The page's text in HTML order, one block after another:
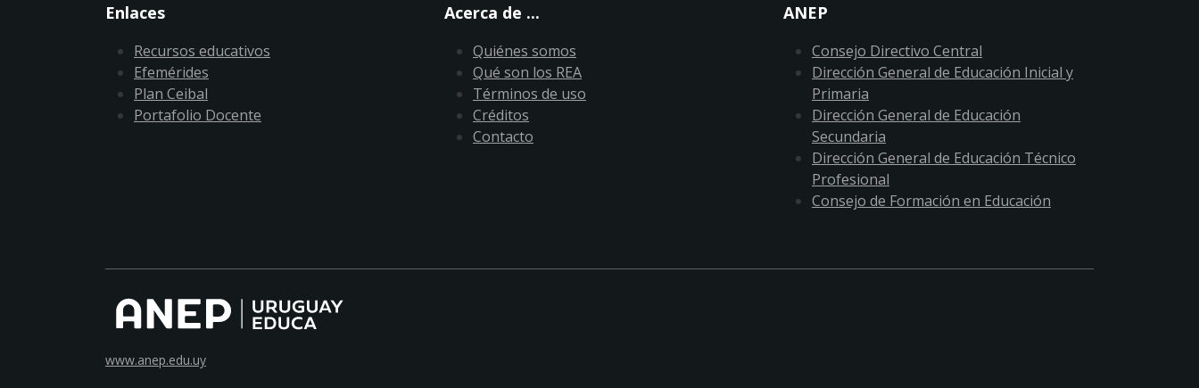
Enlaces
Recursos educativos
Efemérides
Plan Ceibal
Portafolio Docente
Acerca de ...
Quiénes somos
Qué son los REA
Términos de uso
Créditos
Contacto
ANEP
Consejo Directivo Central
Dirección General de Educación Inicial y
Primaria
Dirección General de Educación
Secundaria
Dirección General de Educación Técnico
Profesional
Consejo de Formación en Educación
www.anep.edu.uy